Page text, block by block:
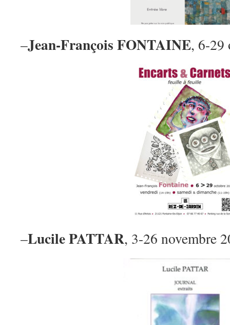
–Jean-François FONTAINE, 6-29
–Lucile PATTAR, 3-26 novembre